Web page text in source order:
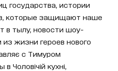
государства, истории
которые защищают наше
в тылу, новости шоу-
жизни героев нового
с Тимуром
Чоловічій кухні,